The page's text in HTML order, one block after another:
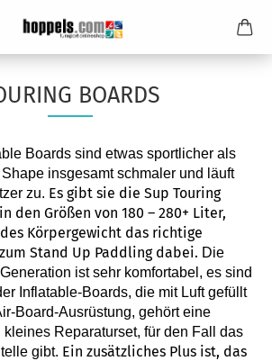
BOARDS
Boards sind etwas sportlicher als
insgesamt schmaler und läuft
zu. Es gibt sie die Sup Touring
den Größen von 180 – 280+ Liter,
Körpergewicht das richtige
Stand Up Paddling dabei. Die
ist sehr komfortabel, es sind
Inflatable-Boards, die mit Luft gefüllt
Board-Ausrüstung, gehört eine
kleines Reparaturset, für den Fall das
gibt. Ein zusätzliches Plus ist, das